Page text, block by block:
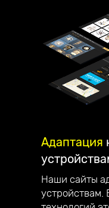
Адаптация
Наши сайты
устройствам.